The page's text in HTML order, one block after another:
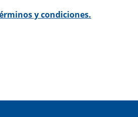
y condiciones.